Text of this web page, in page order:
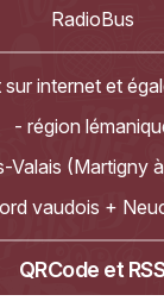
RadioBus
internet et
- région
Valais (Martigny
vaudois +
QRCode et